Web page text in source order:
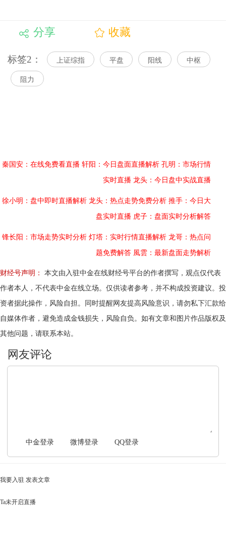
分享 收藏
标签2： 上证综指 平盘 阳线 中枢
阻力
秦国安：在线免费看直播 轩阳：今日盘面直播解析 孔明：市场行情
实时直播 龙头：今日盘中实战直播
徐小明：盘中即时直播解析 龙头：热点走势免费分析 推手：今日大
盘实时直播 虎子：盘面实时分析解答
锋长阳：市场走势实时分析 灯塔：实时行情直播解析 龙哥：热点问
题免费解答 風雲：最新盘面走势解析
财经号声明：
本文由入驻中金在线财经号平台的作者撰写，观点仅代表
作者本人，不代表中金在线立场。仅供读者参考，并不构成投资建议。投
资者据此操作，风险自担。同时提醒网友提高风险意识，请勿私下汇款给
自媒体作者，避免造成金钱损失，风险自负。如有文章和图片作品版权及
其他问题，请联系本站。
中金登录 微博登录 QQ登录
我要入驻 发表文章
Ta未开启直播